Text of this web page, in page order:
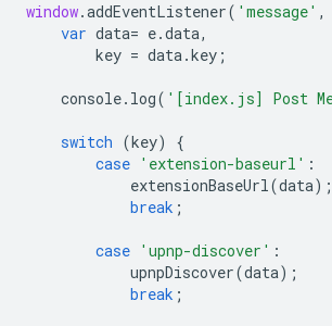
window.addEventListener( 'message' ,
var data= e.data,
key = data.key ;
console. log( '[index.js] Post
switch (key)
{
case 'extension-baseurl' :
extensionBaseUrl(data);
break ;
case 'upnp-discover' :
upnpDiscover(data);
break ;